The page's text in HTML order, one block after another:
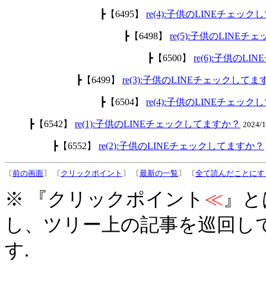
┣【6495】 re(4):子供のLINEチェック
┣【6498】 re(5):子供のLINEチェ
┣【6500】 re(6):子供の
┣【6499】 re(3):子供のLINEチェックしてま
┣【6504】 re(4):子供のLINEチェック
┣【6542】 re(1):子供のLINEチェックしてますか？ 2024/
┣【6552】 re(2):子供のLINEチェックしてますか？
〔前の画面〕 〔 クリックポイント 〕 〔最新の一覧 〕 〔全て読んだことに
※ 『クリックポイント ≪』
し、ツリー上の記事を巡回
す.